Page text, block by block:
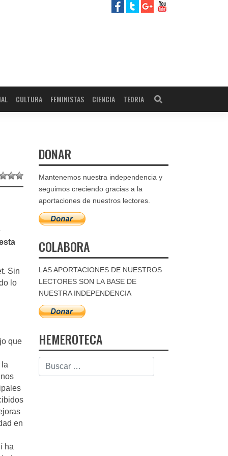
CULTURA FEMINISTAS CIENCIA TEORIA
Sin
lo
que
en
ha
DONAR
Mantenemos nuestra independencia y
seguimos creciendo gracias a la
aportaciones de nuestros lectores.
COLABORA
LAS APORTACIONES DE NUESTROS
LECTORES SON LA BASE DE
NUESTRA INDEPENDENCIA
HEMEROTECA